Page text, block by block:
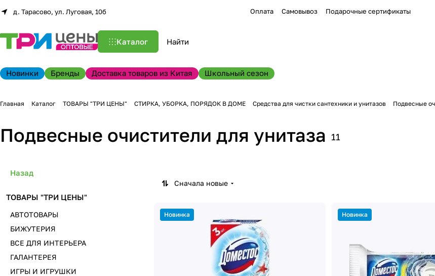
д. Тарасово, ул. Луговая, 10б Оплата Самовывоз Подарочные сертификаты
Каталог
Новинки Бренды Доставка товаров из Китая Школьный сезон
Главная Каталог ТОВАРЫ "ТРИ ЦЕНЫ" СТИРКА, УБОРКА, ПОРЯДОК В ДОМЕ Средства для чистки сантехники и унитазов Подвесные
Подвесные очистители для унитаза 11
Сначала новые
Новинка Новинка
Назад
ТОВАРЫ "ТРИ ЦЕНЫ"
АВТОТОВАРЫ
БИЖУТЕРИЯ
ВСЕ ДЛЯ ИНТЕРЬЕРА
ГАЛАНТЕРЕЯ
ИГРЫ И ИГРУШКИ